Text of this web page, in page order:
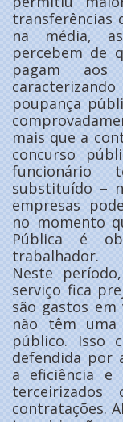
transferências
na média,
percebem de
pagam aos
poupança
mais que a
concurso
funcionário
substituído –
empresas
no momento
Pública é
trabalhador.
Neste
serviço fica
são gastos
não têm
público. Isso
defendida por
a eficiência e
terceirizados
contratações.